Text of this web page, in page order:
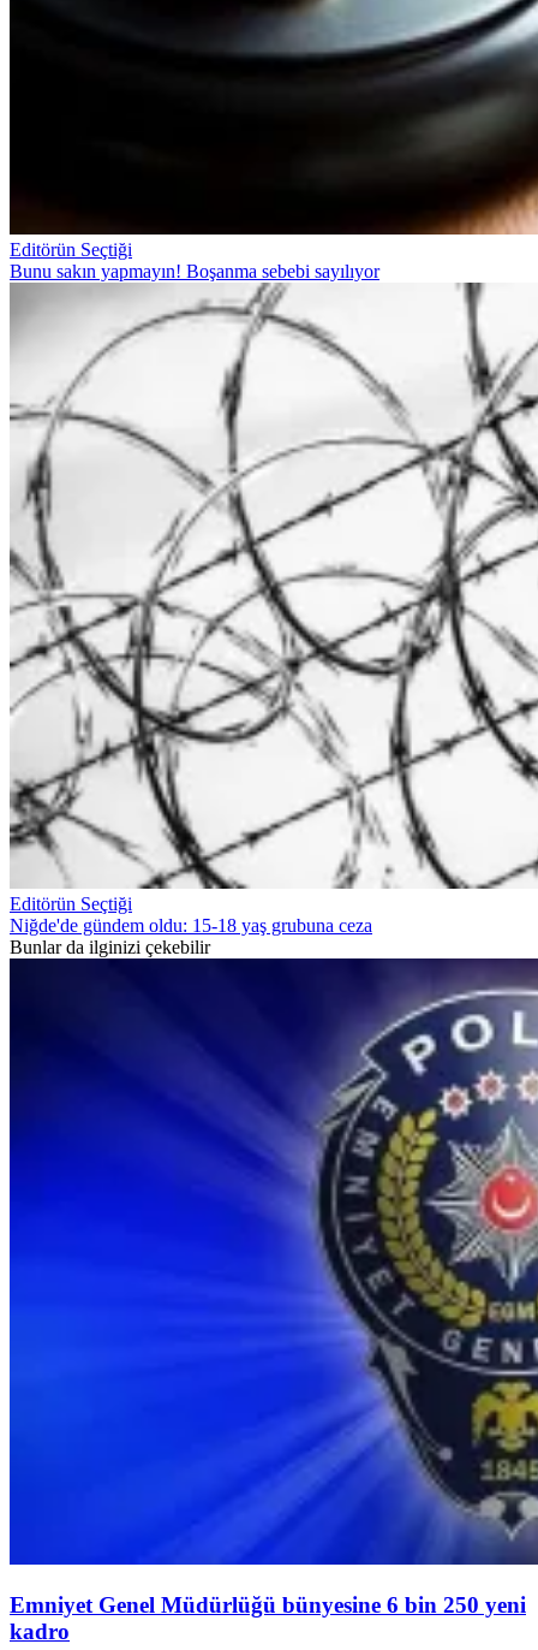
Editörün Seçtiği
Bunu sakın yapmayın! Boşanma sebebi sayılıyor
Editörün Seçtiği
Niğde'de gündem oldu: 15-18 yaş grubuna ceza
Bunlar da ilginizi çekebilir
Emniyet Genel Müdürlüğü bünyesine 6 bin 250 yeni
kadro